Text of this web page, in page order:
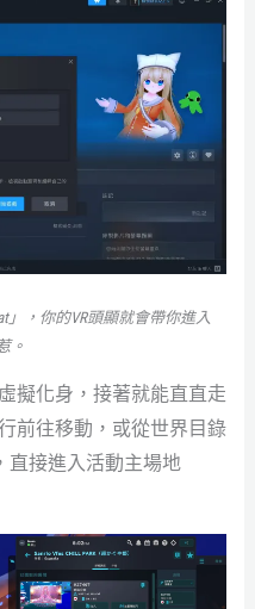
」，你的VR頭顯就會帶你進入
。
擬化身，接著就能直直走
前往移動，或從世界目錄
直接進入活動主場地